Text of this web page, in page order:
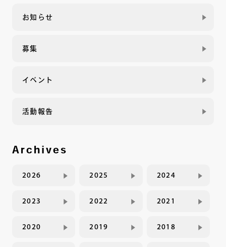
お知らせ
募集
イベント
活動報告
Archives
2026 2025 2024
2023 2022 2021
2020 2019 2018